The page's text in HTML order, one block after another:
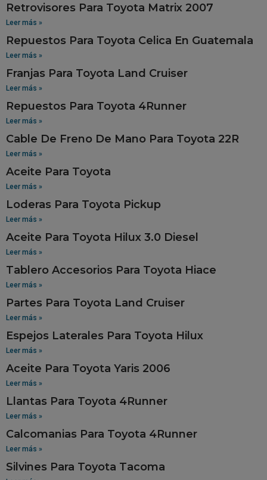
Retrovisores Para Toyota Matrix 2007
Leer más »
Repuestos Para Toyota Celica En Guatemala
Leer más »
Franjas Para Toyota Land Cruiser
Leer más »
Repuestos Para Toyota 4Runner
Leer más »
Cable De Freno De Mano Para Toyota 22R
Leer más »
Aceite Para Toyota
Leer más »
Loderas Para Toyota Pickup
Leer más »
Aceite Para Toyota Hilux 3.0 Diesel
Leer más »
Tablero Accesorios Para Toyota Hiace
Leer más »
Partes Para Toyota Land Cruiser
Leer más »
Espejos Laterales Para Toyota Hilux
Leer más »
Aceite Para Toyota Yaris 2006
Leer más »
Llantas Para Toyota 4Runner
Leer más »
Calcomanias Para Toyota 4Runner
Leer más »
Silvines Para Toyota Tacoma